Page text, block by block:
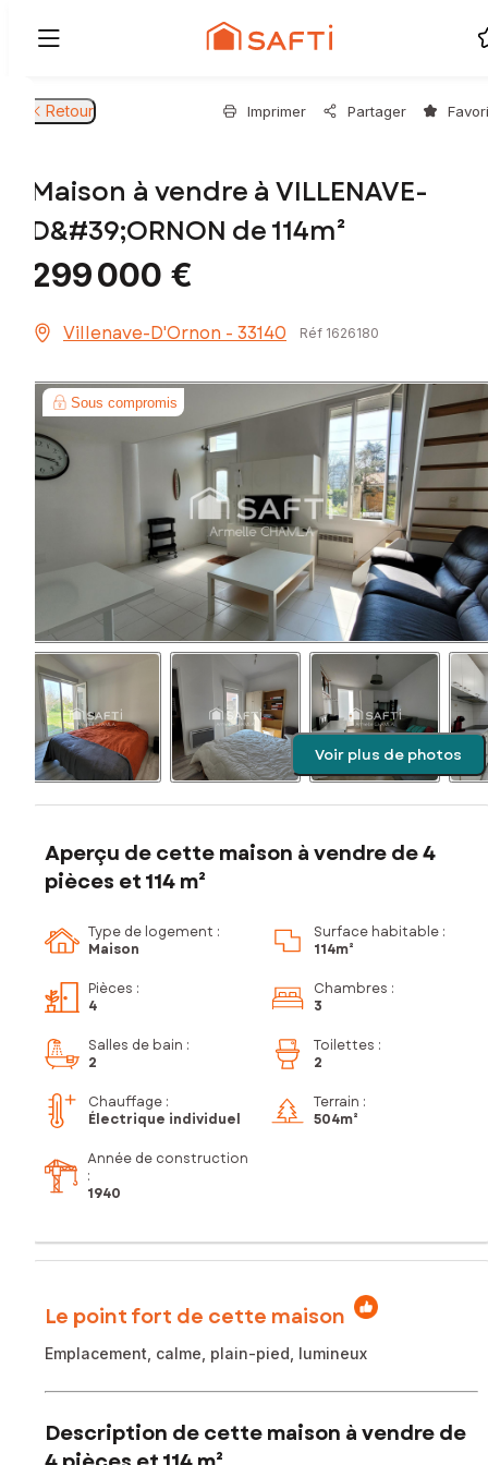
Retour Imprimer Partager
Maison à vendre à VILLENAVE-
D&#39;ORNON de 114m²
299 000 €
Villenave-D'Ornon - 33140 Réf 1626180
Sous compromis
Voir plus de photos
Aperçu de cette maison à vendre de 4
pièces et 114 m²
Type de logement :
Maison
Surface habitable :
114m²
Pièces :
4
Chambres :
3
Salles de bain :
2
Toilettes :
2
Chauffage :
Électrique individuel
Terrain :
504m²
Année de construction
:
1940
Le point fort de cette maison
Emplacement, calme, plain-pied, lumineux
Description de cette maison à vendre de